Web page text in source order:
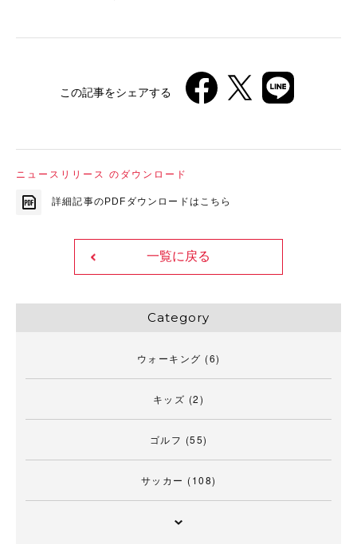
この記事をシェアする
ニュースリリース のダウンロード
詳細記事のPDFダウンロードはこちら
一覧に戻る
Category
ウォーキング (6)
キッズ (2)
ゴルフ (55)
サッカー (108)